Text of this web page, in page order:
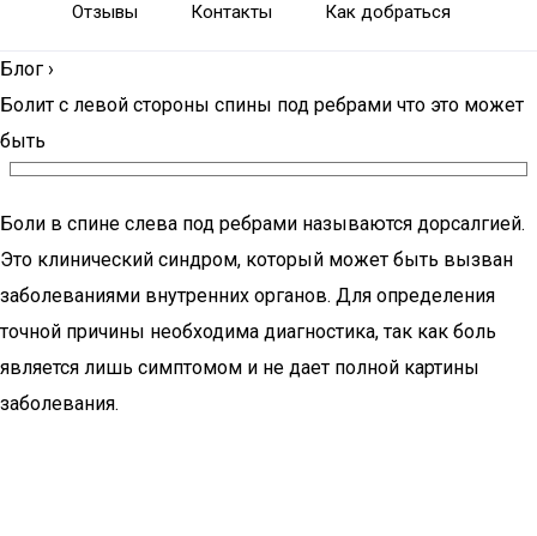
Отзывы Контакты Как добраться
Блог ›
Болит с левой стороны спины под ребрами что это может
быть
Боли в спине слева под ребрами называются дорсалгией.
Это клинический синдром, который может быть вызван
заболеваниями внутренних органов. Для определения
точной причины необходима диагностика, так как боль
является лишь симптомом и не дает полной картины
заболевания.